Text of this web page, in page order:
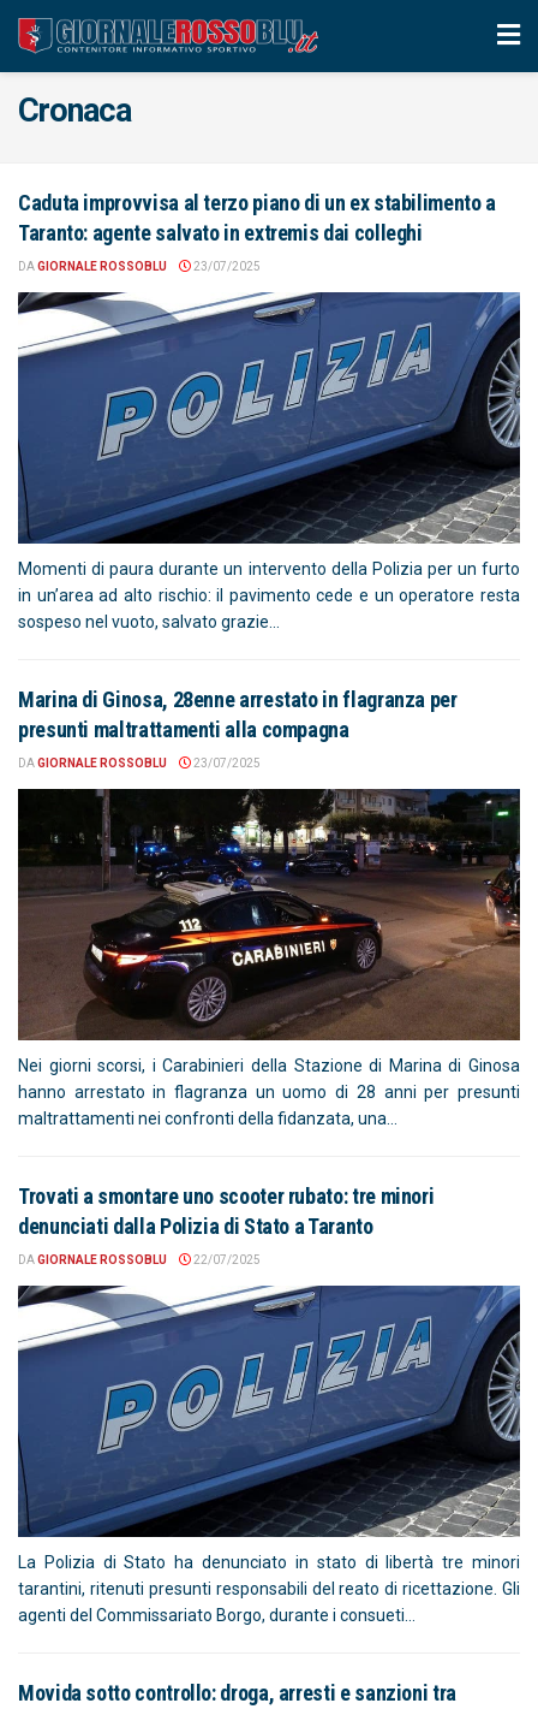
Cronaca
Caduta improvvisa al terzo piano di un ex stabilimento a
Taranto: agente salvato in extremis dai colleghi
DAGIORNALE ROSSOBLU 23/07/2025
Momenti di paura durante un intervento della Polizia per un furto
in un’area ad alto rischio: il pavimento cede e un operatore resta
sospeso nel vuoto, salvato grazie...
Marina di Ginosa, 28enne arrestato in flagranza per
presunti maltrattamenti alla compagna
DAGIORNALE ROSSOBLU 23/07/2025
Nei giorni scorsi, i Carabinieri della Stazione di Marina di Ginosa
hanno arrestato in flagranza un uomo di 28 anni per presunti
maltrattamenti nei confronti della fidanzata, una...
Trovati a smontare uno scooter rubato: tre minori
denunciati dalla Polizia di Stato a Taranto
DAGIORNALE ROSSOBLU 22/07/2025
La Polizia di Stato ha denunciato in stato di libertà tre minori
tarantini, ritenuti presunti responsabili del reato di ricettazione. Gli
agenti del Commissariato Borgo, durante i consueti...
Movida sotto controllo: droga, arresti e sanzioni tra